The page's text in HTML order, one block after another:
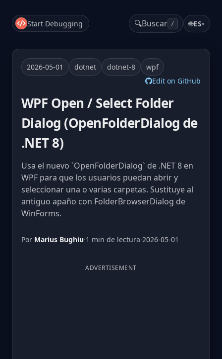
Start Debugging 🔍Buscar / 🌐ES▾
2026-05-01 dotnet dotnet-8
wpf
Edit on GitHub
WPF Open / Select Folder
Dialog (OpenFolderDialog de
.NET 8)
Usa el nuevo `OpenFolderDialog` de .NET 8 en
WPF para que los usuarios puedan abrir y
seleccionar una o varias carpetas. Sustituye al
antiguo apaño con FolderBrowserDialog de
WinForms.
Por Marius Bughiu·1 min de lectura·2026-05-01
ADVERTISEMENT